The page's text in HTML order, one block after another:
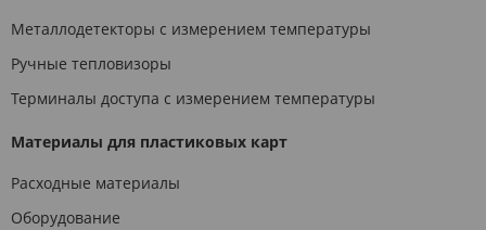
Металлодетекторы с измерением температуры
Ручные тепловизоры
Терминалы доступа с измерением температуры
Материалы для пластиковых карт
Расходные материалы
Оборудование